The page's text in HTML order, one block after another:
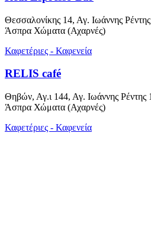
Θεσσαλονίκης 14, Αγ. Ιωάννης
Άσπρα Χώματα (Αχαρνές)
Καφετέριες - Καφενεία
RELIS café
Θηβών, Αγ.ι 144, Αγ. Ιωάννης
Άσπρα Χώματα (Αχαρνές)
Καφετέριες - Καφενεία